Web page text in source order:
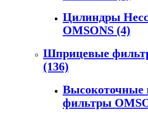
Цилиндры
OMSONS (4)
Шприцевые
(136)
фильтры